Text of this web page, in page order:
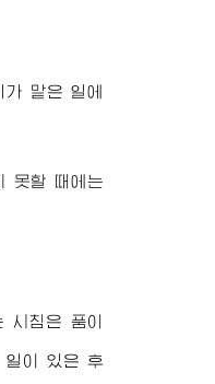
맡은 일에
못할 때에는
시침은 품이
일이 있은 후